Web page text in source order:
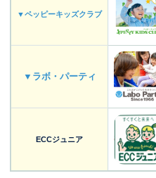
▼ペッピーキッズクラブ
▼ラボ・パーティ
ECCジュニア